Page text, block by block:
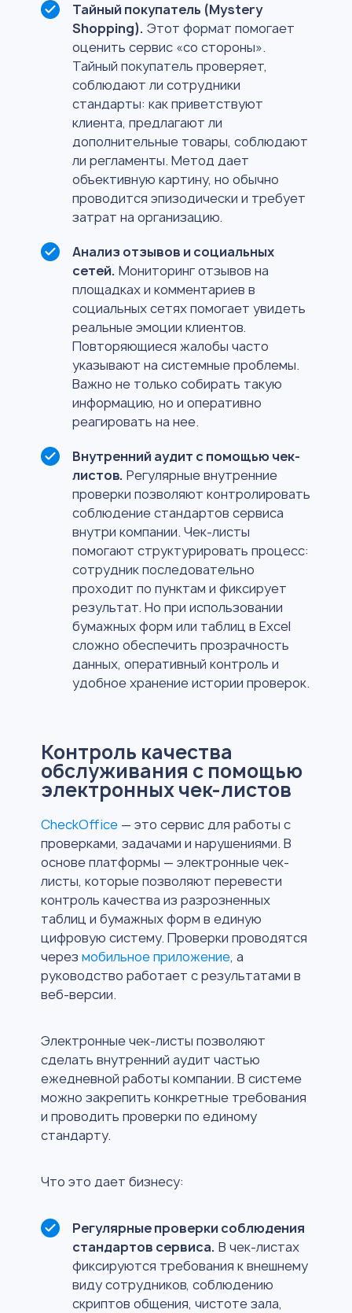
Тайный покупатель (Mystery
Shopping). Этот формат помогает
оценить сервис «со стороны».
Тайный покупатель проверяет,
соблюдают ли сотрудники
стандарты: как приветствуют
клиента, предлагают ли
дополнительные товары, соблюдают
ли регламенты. Метод дает
объективную картину, но обычно
проводится эпизодически и требует
затрат на организацию.
Анализ отзывов и социальных
сетей. Мониторинг отзывов на
площадках и комментариев в
социальных сетях помогает увидеть
реальные эмоции клиентов.
Повторяющиеся жалобы часто
указывают на системные проблемы.
Важно не только собирать такую
информацию, но и оперативно
реагировать на нее.
Внутренний аудит с помощью чек-
листов. Регулярные внутренние
проверки позволяют контролировать
соблюдение стандартов сервиса
внутри компании. Чек-листы
помогают структурировать процесс:
сотрудник последовательно
проходит по пунктам и фиксирует
результат. Но при использовании
бумажных форм или таблиц в Excel
сложно обеспечить прозрачность
данных, оперативный контроль и
удобное хранение истории проверок.
Контроль качества
обслуживания с помощью
электронных чек-листов
CheckOffice — это сервис для работы с
проверками, задачами и нарушениями. В
основе платформы — электронные чек-
листы, которые позволяют перевести
контроль качества из разрозненных
таблиц и бумажных форм в единую
цифровую систему. Проверки проводятся
через мобильное приложение, а
руководство работает с результатами в
веб-версии.
Электронные чек-листы позволяют
сделать внутренний аудит частью
ежедневной работы компании. В системе
можно закрепить конкретные требования
и проводить проверки по единому
стандарту.
Что это дает бизнесу:
Регулярные проверки соблюдения
стандартов сервиса. В чек-листах
фиксируются требования к внешнему
виду сотрудников, соблюдению
скриптов общения, чистоте зала,